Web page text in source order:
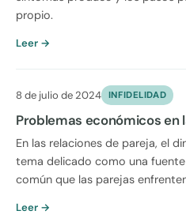
propio.
Leer →
8 de julio de 2024 INFIDELIDAD
Problemas económicos en
En las relaciones de pareja, el
tema delicado como una
común que las parejas
Leer →